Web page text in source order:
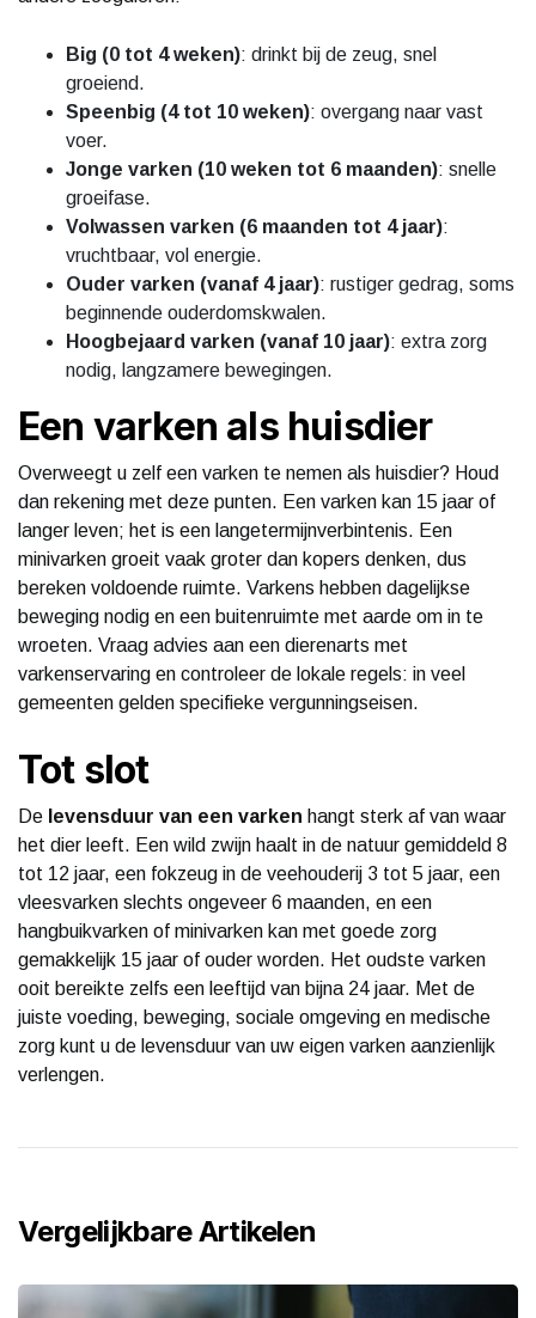
Big (0 tot 4 weken): drinkt bij de zeug, snel
groeiend.
Speenbig (4 tot 10 weken): overgang naar vast
voer.
Jonge varken (10 weken tot 6 maanden): snelle
groeifase.
Volwassen varken (6 maanden tot 4 jaar):
vruchtbaar, vol energie.
Ouder varken (vanaf 4 jaar): rustiger gedrag, soms
beginnende ouderdomskwalen.
Hoogbejaard varken (vanaf 10 jaar): extra zorg
nodig, langzamere bewegingen.
Een varken als huisdier
Overweegt u zelf een varken te nemen als huisdier? Houd
dan rekening met deze punten. Een varken kan 15 jaar of
langer leven; het is een langetermijnverbintenis. Een
minivarken groeit vaak groter dan kopers denken, dus
bereken voldoende ruimte. Varkens hebben dagelijkse
beweging nodig en een buitenruimte met aarde om in te
wroeten. Vraag advies aan een dierenarts met
varkenservaring en controleer de lokale regels: in veel
gemeenten gelden specifieke vergunningseisen.
Tot slot
De levensduur van een varken hangt sterk af van waar
het dier leeft. Een wild zwijn haalt in de natuur gemiddeld 8
tot 12 jaar, een fokzeug in de veehouderij 3 tot 5 jaar, een
vleesvarken slechts ongeveer 6 maanden, en een
hangbuikvarken of minivarken kan met goede zorg
gemakkelijk 15 jaar of ouder worden. Het oudste varken
ooit bereikte zelfs een leeftijd van bijna 24 jaar. Met de
juiste voeding, beweging, sociale omgeving en medische
zorg kunt u de levensduur van uw eigen varken aanzienlijk
verlengen.
Vergelijkbare Artikelen